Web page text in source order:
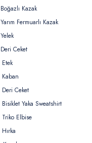
Kazak
Fermuarlı Kazak
Ceket
Etek
Kaban
Deri Ceket
Bisiklet Yaka Sweatshirt
Triko Elbise